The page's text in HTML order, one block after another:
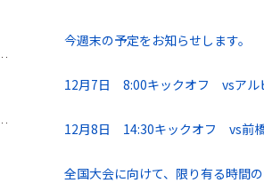
今週末の予定をお知らせします。
12月7日 8:00キックオフ vsア
12月8日 14:30キックオフ vs前
全国大会に向けて、限り有る時間